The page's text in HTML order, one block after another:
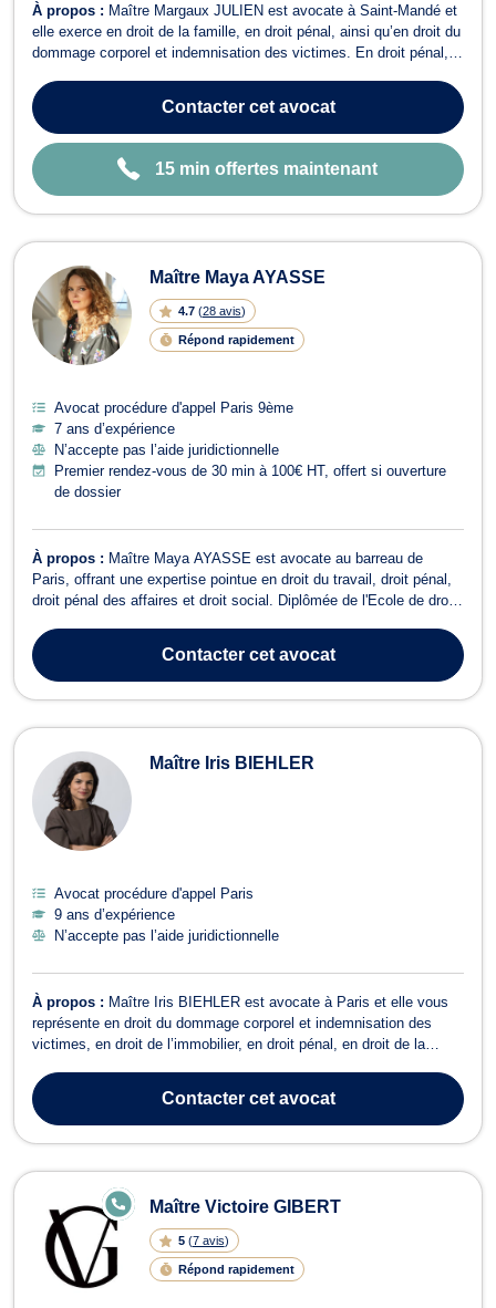
À propos : Maître Margaux JULIEN est avocate à Saint-Mandé et
elle exerce en droit de la famille, en droit pénal, ainsi qu’en droit du
dommage corporel et indemnisation des victimes. En droit pénal,
personnes mises en cause que les plaignants devant l'ensemble
des juridictio...
Contactercet avocat
15 min offertes maintenant
Maître Maya AYASSE
4.7 (28 avis)
Répond rapidement
Avocat procédure d'appel Paris 9ème
7 ans d’expérience
N’accepte pas l’aide juridictionnelle
Premier rendez-vous de 30 min à 100€ HT, offert si ouverture
de dossier
À propos : Maître Maya AYASSE est avocate au barreau de
Paris, offrant une expertise pointue en droit du travail, droit pénal,
droit pénal des affaires et droit social. Diplômée de l'Ecole de droit
renommés, elle a fondé son propre cabinet en septembre 2023. En
droit d...
Contactercet avocat
Maître Iris BIEHLER
Avocat procédure d'appel Paris
9 ans d’expérience
N’accepte pas l’aide juridictionnelle
À propos : Maître Iris BIEHLER est avocate à Paris et elle vous
représente en droit du dommage corporel et indemnisation des
victimes, en droit de l’immobilier, en droit pénal, en droit de la
Concernant le droit du dommage corporel et indemnisation des
victimes, Maître Iris BI...Contactercet avocat
Maître Victoire GIBERT
5 (7 avis)
Répond rapidement
E
N
LI
G
E